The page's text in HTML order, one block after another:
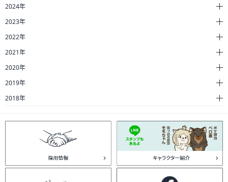
2024年
2023年
2022年
2021年
2020年
2019年
2018年